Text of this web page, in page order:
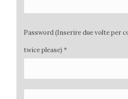
Password (Inserire due volte per
twice please) *